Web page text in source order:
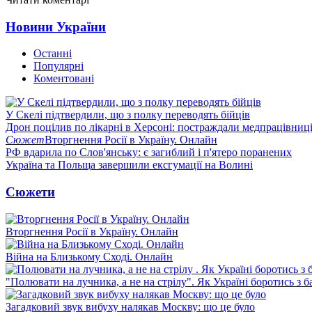
Новини України
Останні
Популярні
Коментовані
У Скелі підтвердили, що з полку переводять бійців
Дрон поцілив по лікарні в Херсоні: постраждали медпрацівниці
СюжетВторгнення Росії в Україну. Онлайн
РФ вдарила по Слов'янську: є загиблий і п'ятеро поранених
Україна та Польща завершили ексгумації на Волині
Сюжети
Вторгнення Росії в Україну. Онлайн
Війна на Близькому Сході. Онлайн
"Полювати на лучника, а не на стрілу". Як Україні боротись з
Загадковий звук вибуху налякав Москву: що це було